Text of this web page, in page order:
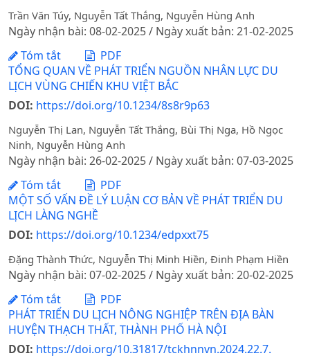
Trần Văn Túy, Nguyễn Tất Thắng, Nguyễn Hùng Anh
Ngày nhận bài: 08-02-2025 / Ngày xuất bản: 21-02-2025
Tóm tắt
PDF
TỔNG QUAN VỀ PHÁT TRIỂN NGUỒN NHÂN LỰC DU
LỊCH VÙNG CHIẾN KHU VIỆT BẮC
DOI: https://doi.org/10.1234/8s8r9p63
Nguyễn Thị Lan, Nguyễn Tất Thắng, Bùi Thị Nga, Hồ Ngọc
Ninh, Nguyễn Hùng Anh
Ngày nhận bài: 26-02-2025 / Ngày xuất bản: 07-03-2025
Tóm tắt
PDF
MỘT SỐ VẤN ĐỀ LÝ LUẬN CƠ BẢN VỀ PHÁT TRIỂN DU
LỊCH LÀNG NGHỀ
DOI: https://doi.org/10.1234/edpxxt75
Đặng Thành Thức, Nguyễn Thị Minh Hiền, Đinh Phạm Hiền
Ngày nhận bài: 07-02-2025 / Ngày xuất bản: 20-02-2025
Tóm tắt
PDF
PHÁT TRIỂN DU LỊCH NÔNG NGHIỆP TRÊN ĐỊA BÀN
HUYỆN THẠCH THẤT, THÀNH PHỐ HÀ NỘI
DOI: https://doi.org/10.31817/tckhnnvn.2024.22.7.